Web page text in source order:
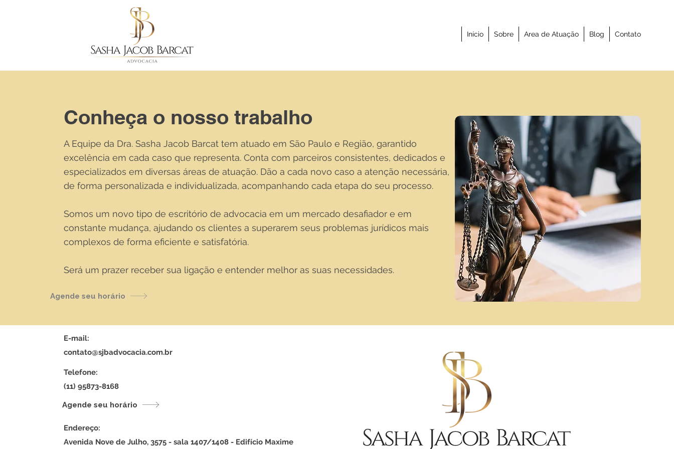
Início Sobre Area de Atuação Blog Contato
Conheça o nosso trabalho
A Equipe da Dra. Sasha Jacob Barcat tem atuado em São Paulo e Região, garantido
excelência em cada caso que representa. Conta com parceiros consistentes, dedicados e
especializados em diversas áreas de atuação. Dão a cada novo caso a atenção necessária,
de forma personalizada e individualizada, acompanhando cada etapa do seu processo.
​Somos um novo tipo de escritório de advocacia em um mercado desafiador e em
constante mudança, ajudando os clientes a superarem seus problemas jurídicos mais
complexos de forma eficiente e satisfatória.
Será um prazer receber sua ligação e entender melhor as suas necessidades.
Agende seu horário
E-mail:
contato@sjbadvocacia.com.br
Telefone:
(11) 95873-8168
Agende seu horário
Endereço:
Avenida Nove de Julho, 3575 - sala 1407/1408 - Edifício Maxime